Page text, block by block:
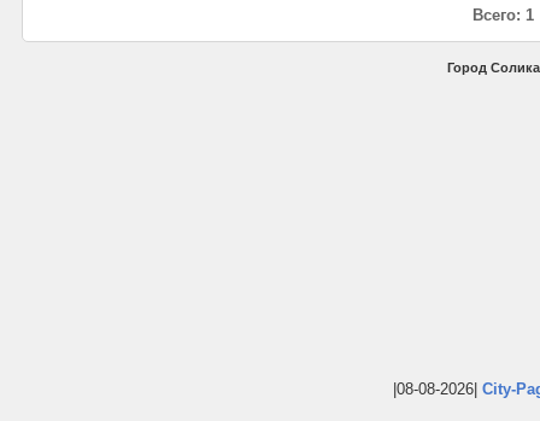
Всего: 1
Город
|08-08-2026| City-